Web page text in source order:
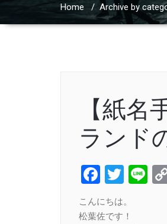
Home / Archive by
【紙
ランド
こんにちは。
松葉佐です！